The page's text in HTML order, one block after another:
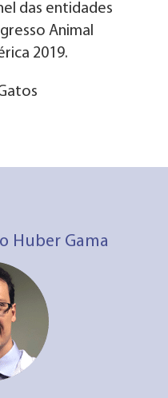
das entidades
Animal
2019.
Huber Gama